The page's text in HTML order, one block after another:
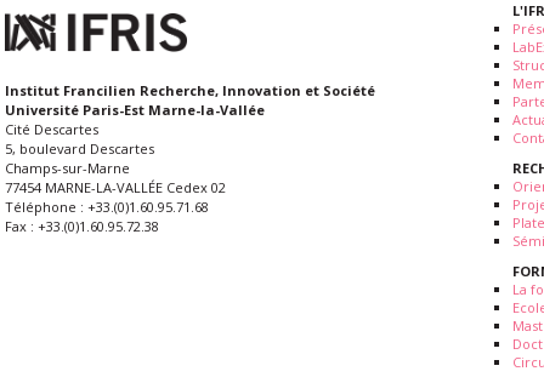
Institut Francilien Recherche, Innovation et Société
Université Paris-Est Marne-la-Vallée
Cité Descartes
5, boulevard Descartes
Champs-sur-Marne
77454 MARNE-LA-VALLÉE Cedex 02
Téléphone : +33.(0)1.60.95.71.68
Fax : +33.(0)1.60.95.72.38
La